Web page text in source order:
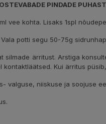
PINDADE
vee kohta. Lisaks 1spl
Vala potti segu 50-75g
silmade ärritust. Arstiga
kontaktläätsed. Kui ärritus
valguse, niiskuse ja soojuse